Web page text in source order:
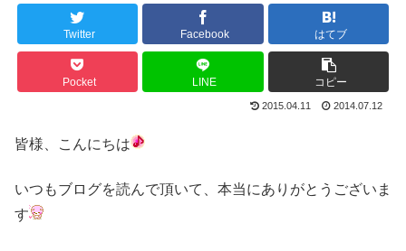
Twitter Facebook はてブ
Pocket LINE コピー
2015.04.11 2014.07.12
皆様、こんにちは
いつもブログを読んで頂いて、本当にありがとうございま
す